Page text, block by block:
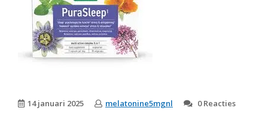
14 januari 2025 melatonine5mgnl 0 Reacties